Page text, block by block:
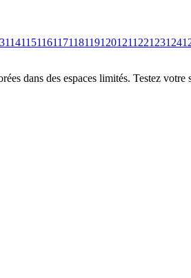
114115116117118119120121122123124
dans des espaces limités. Testez